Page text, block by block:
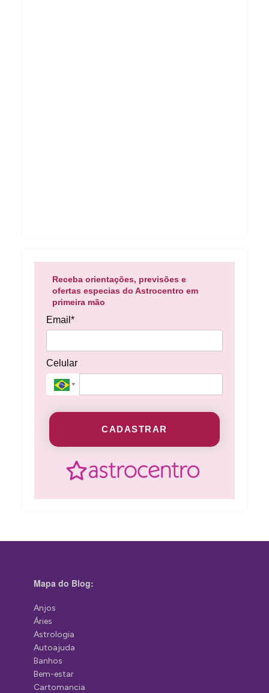
Receba orientações, previsões e
ofertas especias do Astrocentro em
primeira mão
Email*
Celular
CADASTRAR
Mapa do Blog:
Anjos
Áries
Astrologia
Autoajuda
Banhos
Bem-estar
Cartomancia